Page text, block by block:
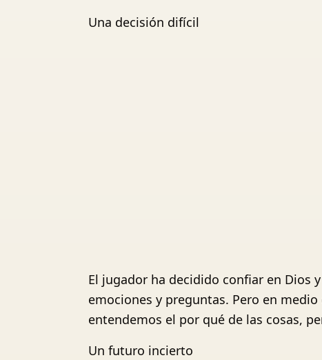
Una decisión difícil
El jugador ha decidido confiar en Dios
emociones y preguntas. Pero en
entendemos el por qué de las cosas,
Un futuro incierto